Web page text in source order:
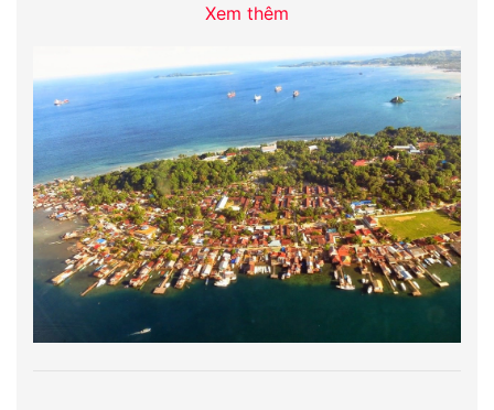
Xem thêm